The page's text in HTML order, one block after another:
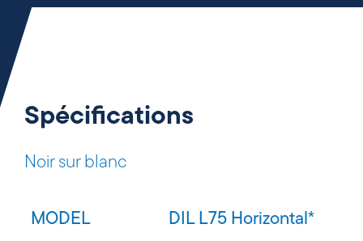
Spécifications
Noir sur blanc
MODEL DIL L75 Horizontal*